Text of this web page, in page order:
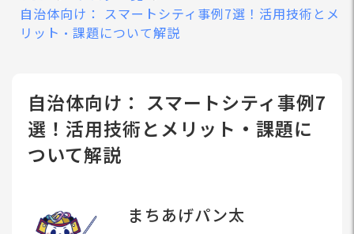
自治体向け： スマートシティ事例7選！活用技術とメ
リット・課題について解説
自治体向け： スマートシティ事例7
選！活用技術とメリット・課題に
ついて解説
まちあげパン太